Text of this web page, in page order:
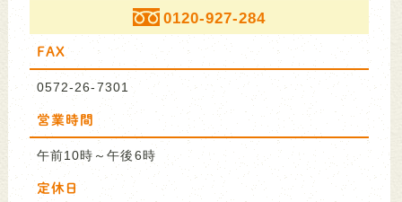
0120-927-284
FAX
0572-26-7301
営業時間
午前10時～午後6時
定休日